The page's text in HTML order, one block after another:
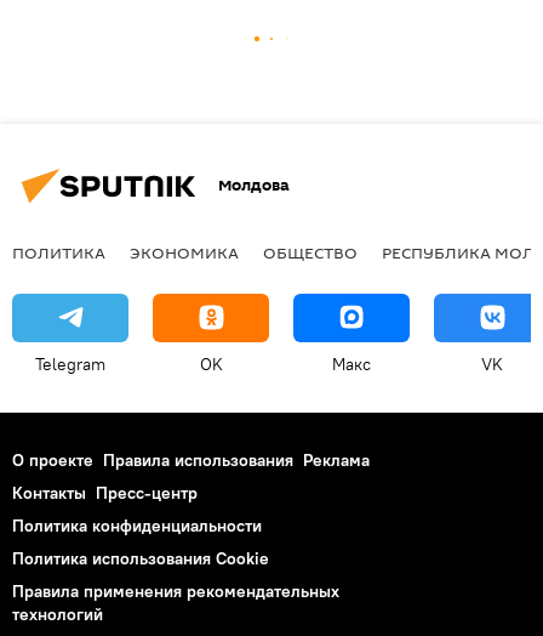
Молдова
ПОЛИТИКА ЭКОНОМИКА ОБЩЕСТВО РЕСПУБЛИКА
Telegram OK Макс VK
О проекте Правила использования Реклама
Контакты Пресс-центр
Политика конфиденциальности
Политика использования Cookie
Правила применения рекомендательных
технологий